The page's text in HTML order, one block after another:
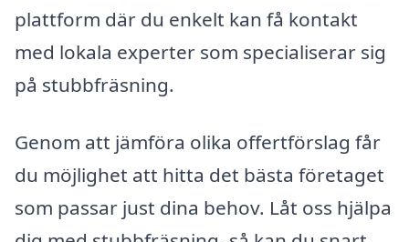
plattform där du enkelt kan få kontakt
med lokala experter som specialiserar sig
på stubbfräsning.
Genom att jämföra olika offertförslag får
du möjlighet att hitta det bästa företaget
som passar just dina behov. Låt oss hjälpa